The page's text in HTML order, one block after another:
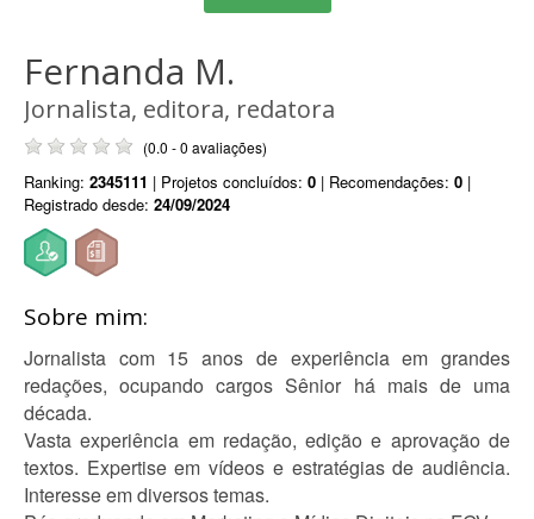
Fernanda M.
Jornalista, editora, redatora
(0.0 - 0 avaliações)
Ranking: 2345111 | Projetos concluídos: 0 | Recomendações: 0 |
Registrado desde: 24/09/2024
Sobre mim:
Jornalista com 15 anos de experiência em grandes
redações, ocupando cargos Sênior há mais de uma
década.
Vasta experiência em redação, edição e aprovação de
textos. Expertise em vídeos e estratégias de audiência.
Interesse em diversos temas.